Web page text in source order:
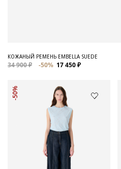
КОЖАНЫЙ РЕМЕНЬ EMBELLA SUEDE
34 900 ₽ -50% 17 450 ₽
-50%